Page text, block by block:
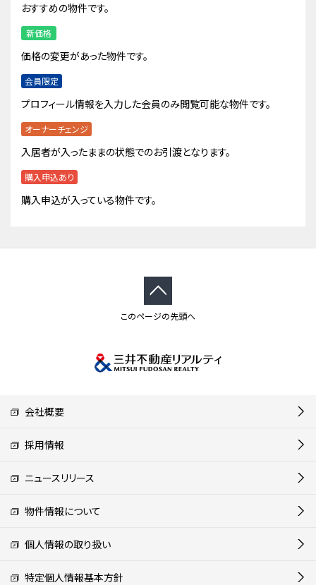
おすすめの物件です。
新価格
価格の変更があった物件です。
会員限定
プロフィール情報を入力した会員のみ閲覧可能な物件です。
オーナーチェンジ
入居者が入ったままの状態でのお引渡となります。
購入申込あり
購入申込が入っている物件です。
このページの先頭へ
会社概要
採用情報
ニュースリリース
物件情報について
個人情報の取り扱い
特定個人情報基本方針